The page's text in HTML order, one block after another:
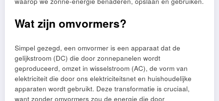
Wat zijn omvormers?
Simpel gezegd, een omvormer is een apparaat dat de
gelijkstroom (DC) die door zonnepanelen wordt
geproduceerd, omzet in wisselstroom (AC), de vorm van
elektriciteit die door ons elektriciteitsnet en huishoudelijke
apparaten wordt gebruikt. Deze transformatie is cruciaal,
want zonder omvormers zou de energie die door